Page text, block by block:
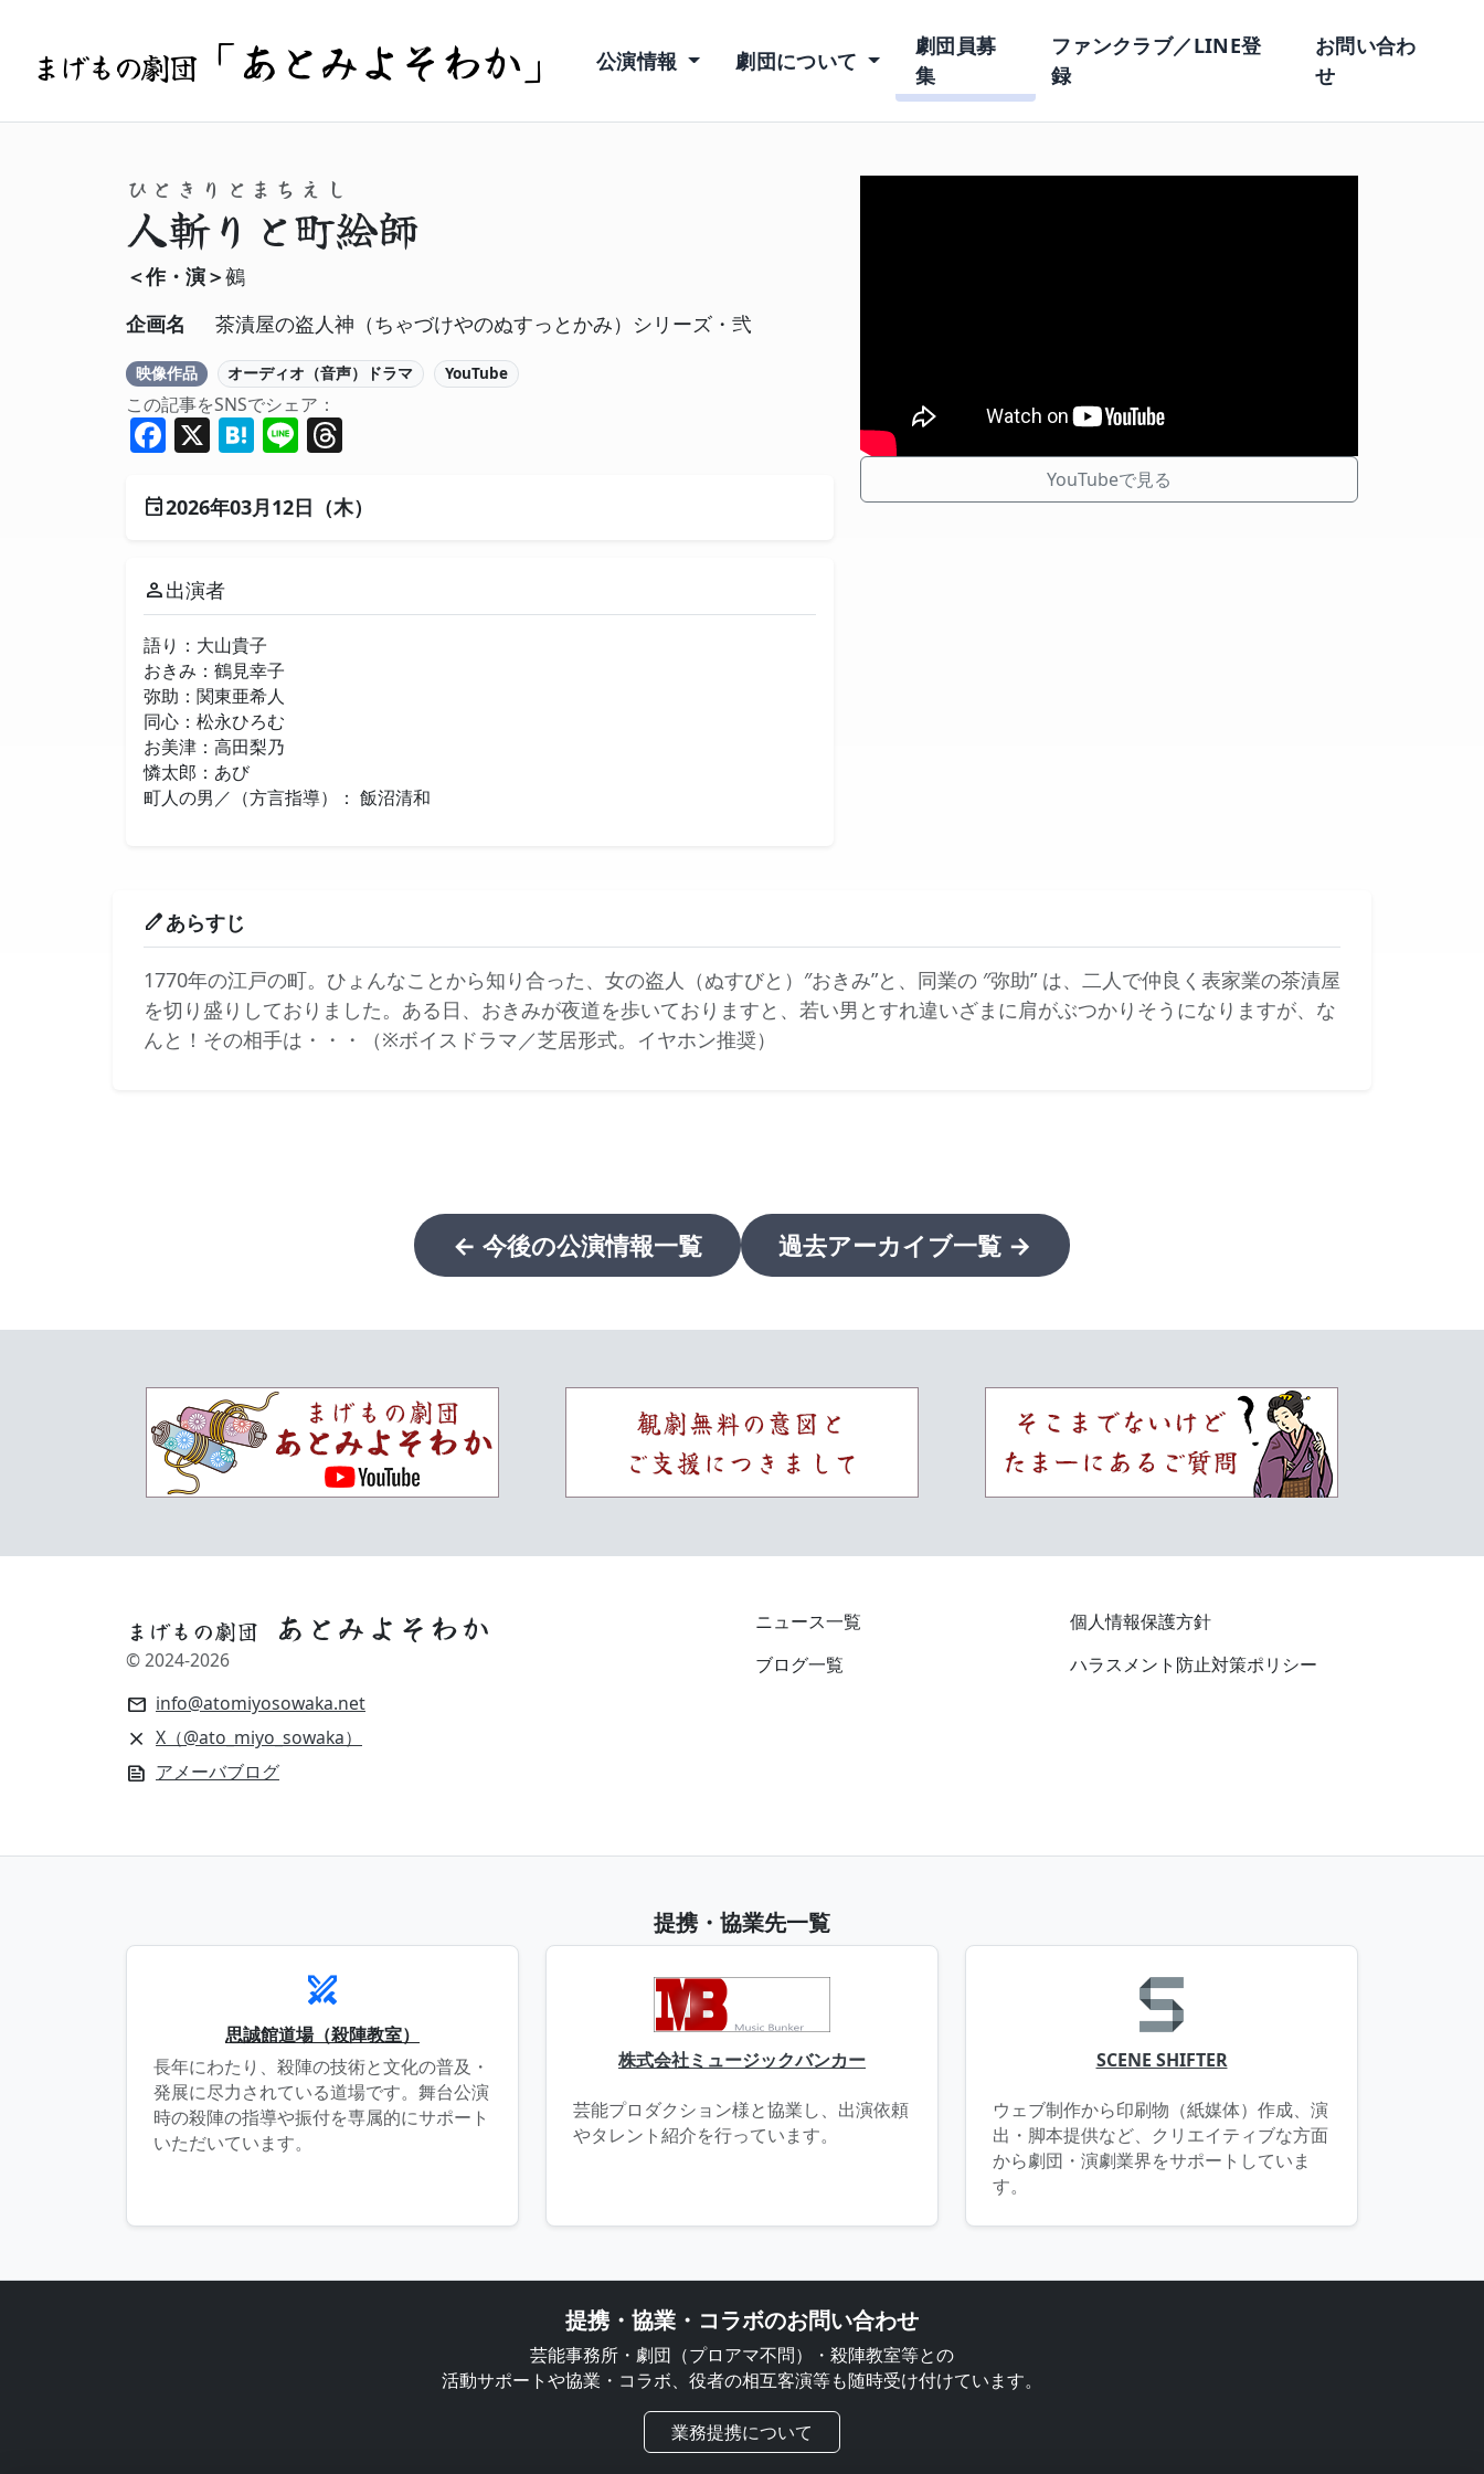
まげもの劇団「あとみよそわか」 公演情報 劇団について
劇団員募
集
ファンクラブ／LINE登
録
お問い合わ
せ
ひときりとまちえし
人斬りと町絵師
＜作・演＞鵺
企画名
茶漬屋の盗人神（ちゃづけやのぬすっとかみ）シリーズ・弐
映像作品 オーディオ（音声）ドラマ YouTube
この記事をSNSでシェア：
Facebook
X Hatena
Line
event2026年03月12日（木）
person出演者
語り：大山貴子
おきみ：鶴見幸子
弥助：関東亜希人
同心：松永ひろむ
お美津：高田梨乃
憐太郎：あび
町人の男／（方言指導）： 飯沼清和
YouTubeで見る
editあらすじ
1770年の江戸の町。ひょんなことから知り合った、女の盗人（ぬすびと）″おきみ”と、同業の ″弥助” は、二人で仲良く表家業の茶漬屋
を切り盛りしておりました。ある日、おきみが夜道を歩いておりますと、若い男とすれ違いざまに肩がぶつかりそうになりますが、な
んと！その相手は・・・（※ボイスドラマ／芝居形式。イヤホン推奨）
← 今後の公演情報一覧 過去アーカイブ一覧 →
まげもの劇団 あとみよそわか
© 2024-2026
mail info@atomiyosowaka.net
close X（@ato_miyo_sowaka）
news アメーバブログ
ニュース一覧
ブログ一覧
個人情報保護方針
ハラスメント防止対策ポリシー
提携・協業先一覧
swords
思誠館道場（殺陣教室）
長年にわたり、殺陣の技術と文化の普及・
発展に尽力されている道場です。舞台公演
時の殺陣の指導や振付を専属的にサポート
いただいています。
株式会社ミュージックバンカー
芸能プロダクション様と協業し、出演依頼
やタレント紹介を行っています。
SCENE SHIFTER
ウェブ制作から印刷物（紙媒体）作成、演
出・脚本提供など、クリエイティブな方面
から劇団・演劇業界をサポートしていま
す。
提携・協業・コラボのお問い合わせ
芸能事務所・劇団（プロアマ不問）・殺陣教室等との
活動サポートや協業・コラボ、役者の相互客演等も随時受け付けています。
業務提携について